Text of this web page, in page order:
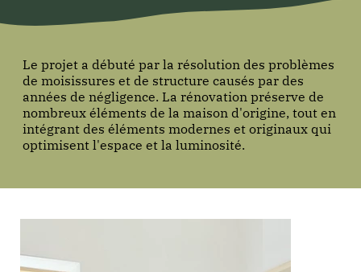
Le projet a débuté par la résolution des problèmes
de moisissures et de structure causés par des
années de négligence. La rénovation préserve de
nombreux éléments de la maison d'origine, tout en
intégrant des éléments modernes et originaux qui
optimisent l'espace et la luminosité.